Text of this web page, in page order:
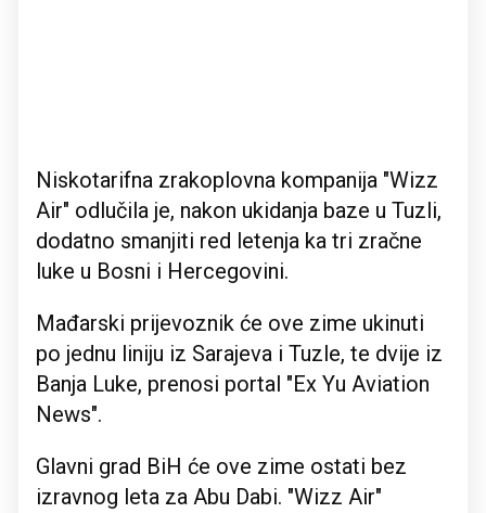
Niskotarifna zrakoplovna kompanija "Wizz
Air" odlučila je, nakon ukidanja baze u Tuzli,
dodatno smanjiti red letenja ka tri zračne
luke u Bosni i Hercegovini.
Mađarski prijevoznik će ove zime ukinuti
po jednu liniju iz Sarajeva i Tuzle, te dvije iz
Banja Luke, prenosi portal "Ex Yu Aviation
News".
Glavni grad BiH će ove zime ostati bez
izravnog leta za Abu Dabi. "Wizz Air"